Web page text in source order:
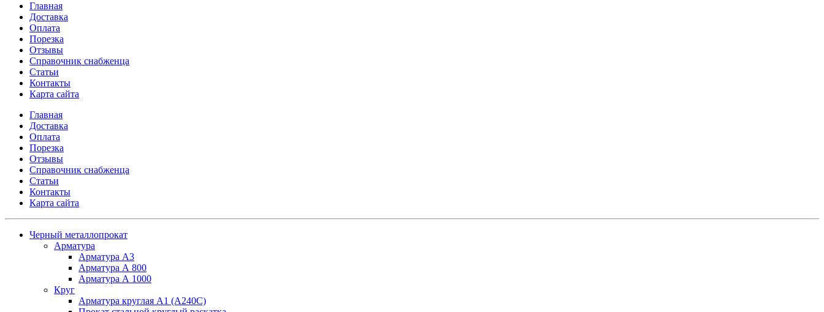
Главная
Доставка
Оплата
Порезка
Отзывы
Справочник снабженца
Статьи
Контакты
Карта сайта
Главная
Доставка
Оплата
Порезка
Отзывы
Справочник снабженца
Статьи
Контакты
Карта сайта
Черный металлопрокат
Арматура
Арматура А3
Арматура А 800
Арматура А 1000
Круг
Арматура круглая А1 (А240C)